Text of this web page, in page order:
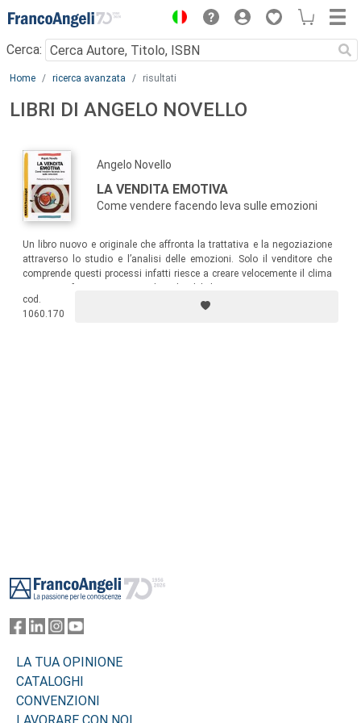
Menu
Cerca:
Main content
Home ricerca avanzata risultati
LIBRI DI ANGELO NOVELLO
Angelo Novello
LA VENDITA EMOTIVA
Come vendere facendo leva sulle emozioni
Un libro nuovo e originale che affronta la trattativa e la negoziazione
attraverso lo studio e l’analisi delle emozioni. Solo il venditore che
comprende questi processi infatti riesce a creare velocemente il clima
cod.
1060.170
LA TUA OPINIONE
CATALOGHI
CONVENZIONI